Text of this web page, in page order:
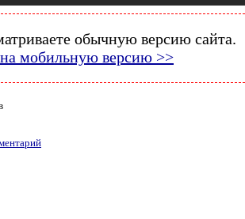
обычную версию сайта.
мобильную версию >>